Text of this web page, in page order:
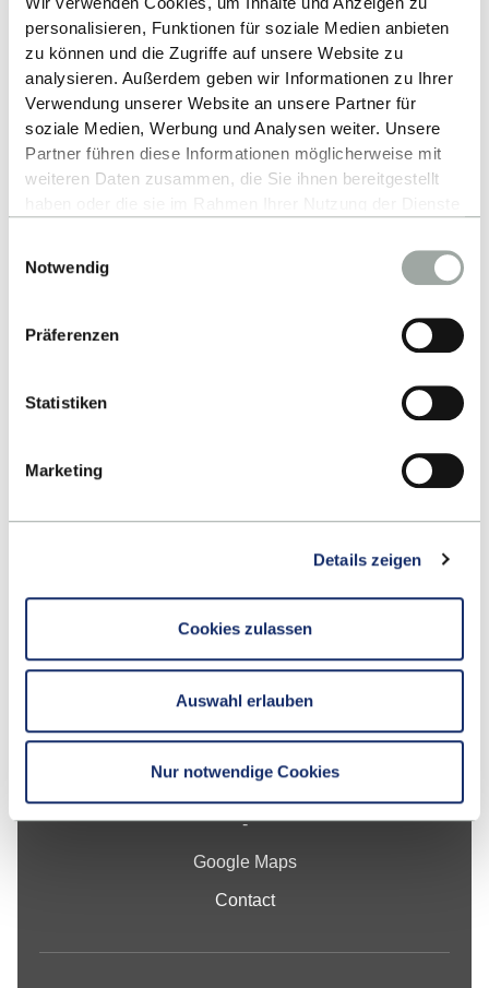
personalisieren, Funktionen für soziale Medien anbieten
zu können und die Zugriffe auf unsere Website zu
analysieren. Außerdem geben wir Informationen zu Ihrer
Verwendung unserer Website an unsere Partner für
soziale Medien, Werbung und Analysen weiter. Unsere
Partner führen diese Informationen möglicherweise mit
weiteren Daten zusammen, die Sie ihnen bereitgestellt
Alles zum Thema Cookies und personenbezogene
Datenverarbeitung entnehmen Sie unserer
Notwendig
Präferenzen
Statistiken
Marketing
Details zeigen
Cookies zulassen
Auswahl erlauben
Nur notwendige Cookies
Alumni association
FIND OUT MORE
Contact
Hochschule Reutlingen
Alteburgstraße 150
72762 Reutlingen
-
Google Maps
Contact